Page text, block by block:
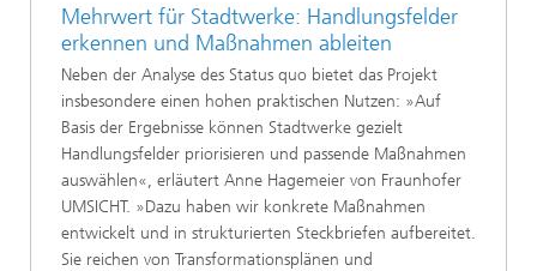
Mehrwert für Stadtwerke: Handlungsfelder
erkennen und Maßnahmen ableiten
Neben der Analyse des Status quo bietet das Projekt
insbesondere einen hohen praktischen Nutzen: »Auf
Basis der Ergebnisse können Stadtwerke gezielt
Handlungsfelder priorisieren und passende Maßnahmen
auswählen«, erläutert Anne Hagemeier von Fraunhofer
UMSICHT. »Dazu haben wir konkrete Maßnahmen
entwickelt und in strukturierten Steckbriefen aufbereitet.
Sie reichen von Transformationsplänen und